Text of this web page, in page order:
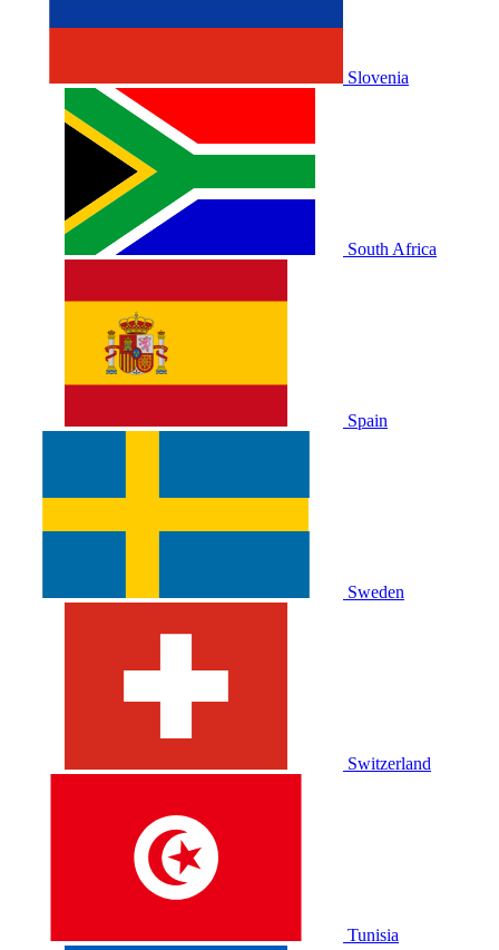
Slovenia
South Africa
Spain
Sweden
Switzerland
Tunisia